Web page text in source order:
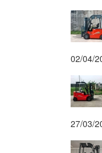
02/04/
27/03/